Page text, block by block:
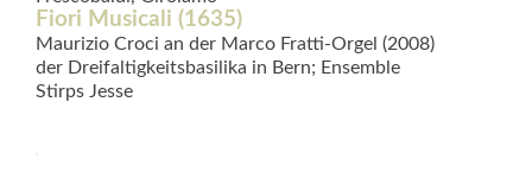
Fiori Musicali (1635)
Maurizio Croci an der Marco Fratti-Orgel (2008)
der Dreifaltigkeitsbasilika in Bern; Ensemble
Stirps Jesse